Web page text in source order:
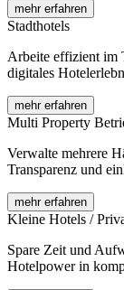
mehr erfahren
Stadthotels
Arbeite effizient im
digitales
mehr erfahren
Multi Property
Verwalte mehrere
Transparenz und
mehr erfahren
Kleine Hotels /
Spare Zeit und
Hotelpower in